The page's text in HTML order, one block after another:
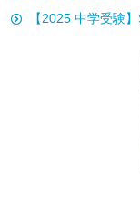
【2025 中学受験